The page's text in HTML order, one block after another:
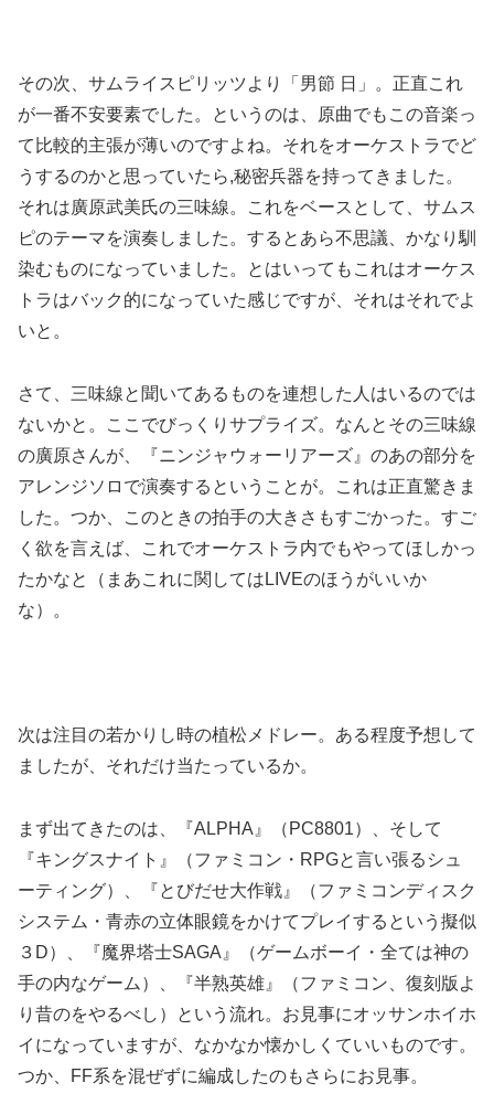
その次、サムライスピリッツより「男節 日」。正直これ
が一番不安要素でした。というのは、原曲でもこの音楽っ
て比較的主張が薄いのですよね。それをオーケストラでど
うするのかと思っていたら,秘密兵器を持ってきました。
それは廣原武美氏の三味線。これをベースとして、サムス
ピのテーマを演奏しました。するとあら不思議、かなり馴
染むものになっていました。とはいってもこれはオーケス
トラはバック的になっていた感じですが、それはそれでよ
いと。
さて、三味線と聞いてあるものを連想した人はいるのでは
ないかと。ここでびっくりサプライズ。なんとその三味線
の廣原さんが、『ニンジャウォーリアーズ』のあの部分を
アレンジソロで演奏するということが。これは正直驚きま
した。つか、このときの拍手の大きさもすごかった。すご
く欲を言えば、これでオーケストラ内でもやってほしかっ
たかなと（まあこれに関してはLIVEのほうがいいか
な）。
次は注目の若かりし時の植松メドレー。ある程度予想して
ましたが、それだけ当たっているか。
まず出てきたのは、『ALPHA』（PC8801）、そして
『キングスナイト』（ファミコン・RPGと言い張るシュ
ーティング）、『とびだせ大作戦』（ファミコンディスク
システム・青赤の立体眼鏡をかけてプレイするという擬似
３D）、『魔界塔士SAGA』（ゲームボーイ・全ては神の
手の内なゲーム）、『半熟英雄』（ファミコン、復刻版よ
り昔のをやるべし）という流れ。お見事にオッサンホイホ
イになっていますが、なかなか懐かしくていいものです。
つか、FF系を混ぜずに編成したのもさらにお見事。